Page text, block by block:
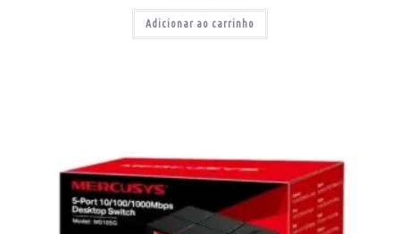
Adicionar ao carrinho